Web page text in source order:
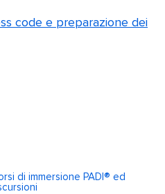
code e preparazione dei
di immersione PADI® ed